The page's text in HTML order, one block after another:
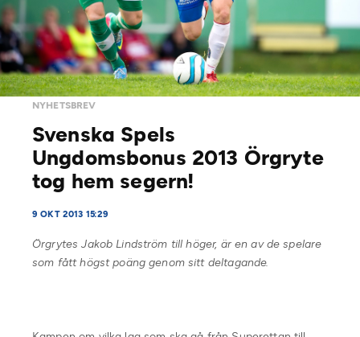
NYHETSBREV
Svenska Spels
Ungdomsbonus 2013 Örgryte
tog hem segern!
9 OKT 2013 15:29
Örgrytes Jakob Lindström till höger, är en av de spelare
som fått högst poäng genom sitt deltagande.